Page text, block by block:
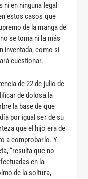
en ninguna legal
estos casos que
de la manga de
se toma ni la más
inventada, como si
cuestionar.
de 22 de julio de
de dolosa la
la base de que
por igual ser de su
que el hijo era de
a comprobarlo. Y
“resulta que no
en la
de la soltura,